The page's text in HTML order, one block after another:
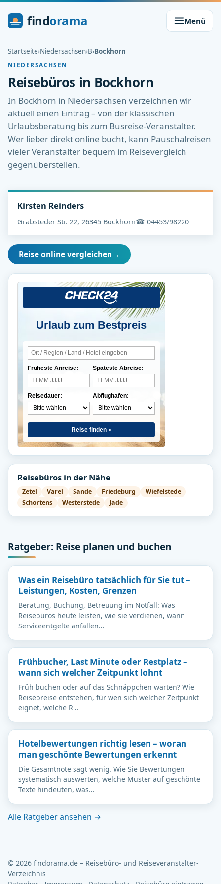
findorama Menü
Startseite›Niedersachsen›B›Bockhorn
NIEDERSACHSEN
Reisebüros in Bockhorn
In Bockhorn in Niedersachsen verzeichnen wir
aktuell einen Eintrag – von der klassischen
Urlaubsberatung bis zum Busreise-Veranstalter.
Wer lieber direkt online bucht, kann Pauschalreisen
vieler Veranstalter bequem im Reisevergleich
gegenüberstellen.
Kirsten Reinders
Grabsteder Str. 22, 26345 Bockhorn☎ 04453/98220
Reise online vergleichen→
Urlaub zum Bestpreis
Früheste Anreise:
Reisedauer:
Späteste Abreise:
Abflughafen:
Reise finden »
Reisebüros in der Nähe
Zetel Varel Sande Friedeburg
Wiefelstede
Schortens
Westerstede Jade
Ratgeber: Reise planen und buchen
Was ein Reisebüro tatsächlich für Sie tut –
Leistungen, Kosten, Grenzen
Beratung, Buchung, Betreuung im Notfall: Was
Reisebüros heute leisten, wie sie verdienen, wann
Serviceentgelte anfallen…
Frühbucher, Last Minute oder Restplatz –
wann sich welcher Zeitpunkt lohnt
Früh buchen oder auf das Schnäppchen warten? Wie
Reisepreise entstehen, für wen sich welcher Zeitpunkt
eignet, welche R…
Hotelbewertungen richtig lesen – woran
man geschönte Bewertungen erkennt
Die Gesamtnote sagt wenig. Wie Sie Bewertungen
systematisch auswerten, welche Muster auf geschönte
Texte hindeuten, was…
Alle Ratgeber ansehen →
© 2026 findorama.de – Reisebüro- und Reiseveranstalter-
Verzeichnis